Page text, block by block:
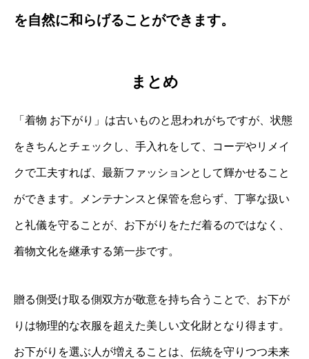
を自然に和らげることができます。
まとめ
「着物 お下がり」は古いものと思われがちですが、状態
をきちんとチェックし、手入れをして、コーデやリメイ
クで工夫すれば、最新ファッションとして輝かせること
ができます。メンテナンスと保管を怠らず、丁寧な扱い
と礼儀を守ることが、お下がりをただ着るのではなく、
着物文化を継承する第一歩です。
贈る側受け取る側双方が敬意を持ち合うことで、お下が
りは物理的な衣服を超えた美しい文化財となり得ます。
お下がりを選ぶ人が増えることは、伝統を守りつつ未来